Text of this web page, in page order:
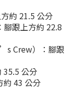
約 21.5 公分
跟上方約 22.8
Crew）：腳跟
35.5 公分
約 43 公分